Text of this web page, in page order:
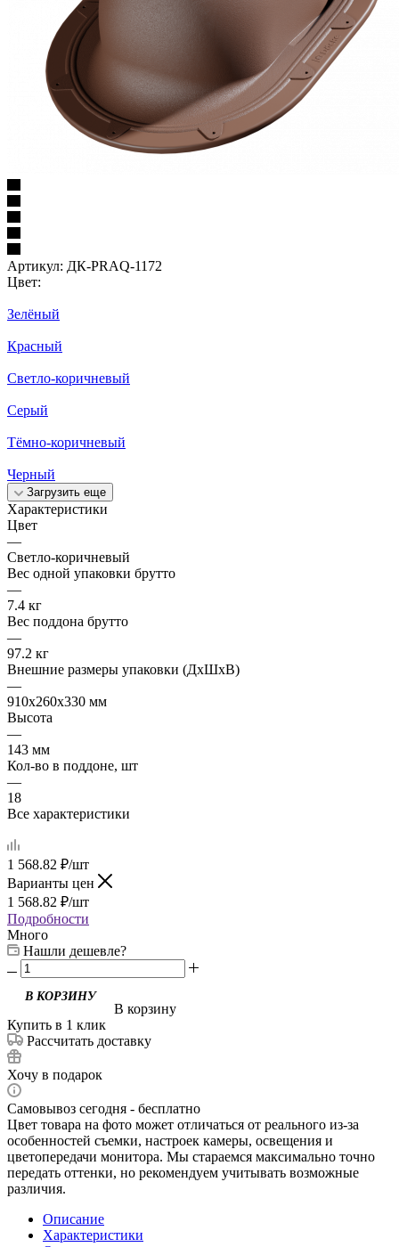
Артикул: ДК-PRAQ-1172
Цвет:
Зелёный
Красный
Светло-коричневый
Серый
Тёмно-коричневый
Черный
Загрузить еще
Характеристики
Цвет
—
Светло-коричневый
Вес одной упаковки брутто
—
7.4 кг
Вес поддона брутто
—
97.2 кг
Внешние размеры упаковки (ДхШхВ)
—
910x260x330 мм
Высота
—
143 мм
Кол-во в поддоне, шт
—
18
Все характеристики
1 568.82 ₽/шт
Варианты цен
1 568.82 ₽/шт
Подробности
Много
Нашли дешевле?
В корзину
Купить в 1 клик
Рассчитать доставку
Хочу в подарок
Самовывоз сегодня - бесплатно
Цвет товара на фото может отличаться от реального из-за
особенностей съемки, настроек камеры, освещения и
цветопередачи монитора. Мы стараемся максимально точно
передать оттенки, но рекомендуем учитывать возможные
различия.
Описание
Характеристики